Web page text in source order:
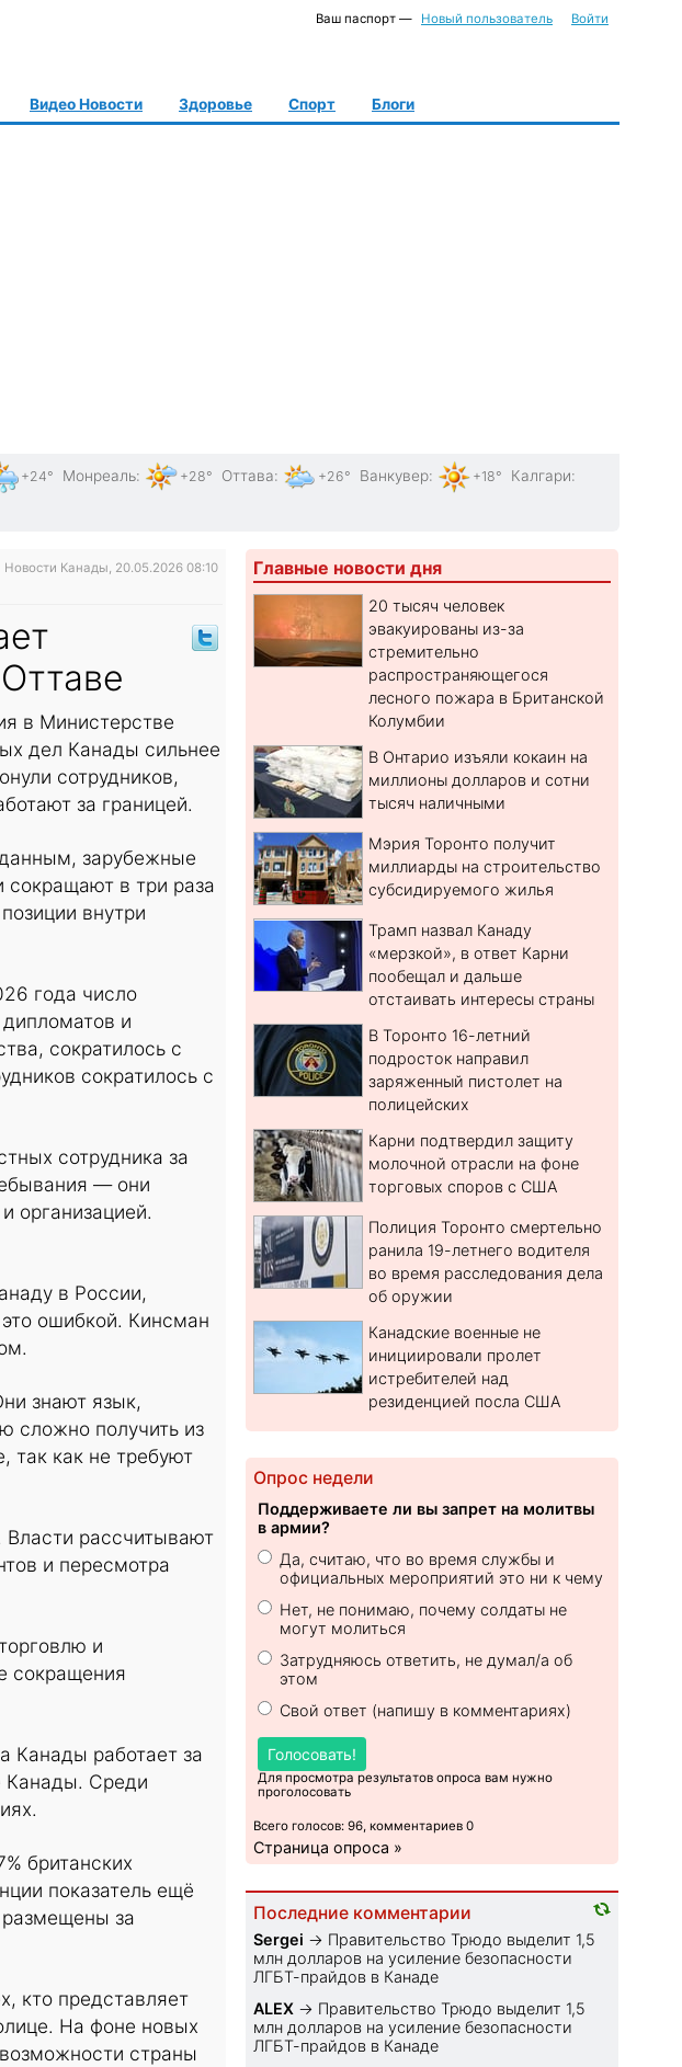
Ваш паспорт — Новый пользователь Войти
Видео Новости Здоровье Спорт Блоги
+24° Монреаль: +28° Оттава: +26° Ванкувер: +18° Калгари:
Новости Канады, 20.05.2026 08:10
в Министерстве
дел Канады сильнее
сотрудников,
за границей.
зарубежные
сокращают в три раза
внутри
года число
и
сократилось с
сократилось с
сотрудника за
— они
организацией.
в России,
ошибкой. Кинсман
знают язык,
сложно получить из
так как не требуют
рассчитывают
и пересмотра
и
сокращения
Канады работает за
Канады. Среди
британских
показатель ещё
за
кто представляет
На фоне новых
страны
Главные новости дня
20 тысяч человек
эвакуированы из-за
стремительно
распространяющегося
лесного пожара в Британской
Колумбии
В Онтарио изъяли кокаин на
миллионы долларов и сотни
тысяч наличными
Мэрия Торонто получит
миллиарды на строительство
субсидируемого жилья
Трамп назвал Канаду
«мерзкой», в ответ Карни
пообещал и дальше
отстаивать интересы страны
В Торонто 16-летний
подросток направил
заряженный пистолет на
полицейских
Карни подтвердил защиту
молочной отрасли на фоне
торговых споров с США
Полиция Торонто смертельно
ранила 19-летнего водителя
во время расследования дела
об оружии
Канадские военные не
инициировали пролет
истребителей над
резиденцией посла США
Опрос недели
Поддерживаете ли вы запрет на молитвы
в армии?
Да, считаю, что во время службы и
официальных мероприятий это ни к чему
Нет, не понимаю, почему солдаты не
могут молиться
Затрудняюсь ответить, не думал/а об
этом
Свой ответ (напишу в комментариях)
Голосовать!
Для просмотра результатов опроса вам нужно
проголосовать
Всего голосов: 96, комментариев 0
Страница опроса »
Последние комментарии
Sеrgei → Правительство Трюдо выделит 1,5
млн долларов на усиление безопасности
ЛГБТ-прайдов в Канаде
ALEX → Правительство Трюдо выделит 1,5
млн долларов на усиление безопасности
ЛГБТ-прайдов в Канаде